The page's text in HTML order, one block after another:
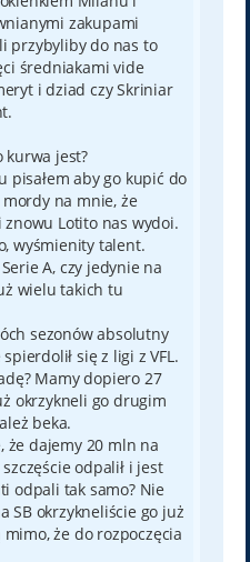
zakupami
przybyliby do nas to
średniakami vide
i dziad czy Skriniar
kurwa jest?
pisałem aby go kupić do
na mnie, że
Lotito nas wydoi.
wyśmienity talent.
A, czy jedynie na
wielu takich tu
sezonów absolutny
się z ligi z VFL.
Mamy dopiero 27
okrzykneli go drugim
beka.
że dajemy 20 mln na
odpalił i jest
odpali tak samo? Nie
SB okrzykneliście go już
że do rozpoczęcia